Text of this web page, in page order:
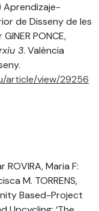
Aprendizaje-
de Disseny de les
PONCE,
3. València
article/view/29256
ROVIRA, Maria F:
M. TORRENS,
Based-Project